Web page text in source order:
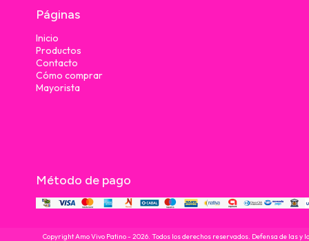
Páginas
Inicio
Productos
Contacto
Cómo comprar
Mayorista
Método de pago
Copyright Amo Vivo Patino - 2026. Todos los derechos reservados. Defensa de las